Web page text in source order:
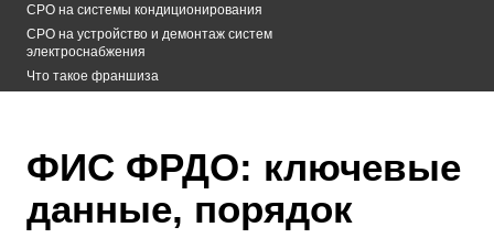
СРО на системы кондиционирования
СРО на устройство и демонтаж систем
электроснабжения
Что такое франшиза
ФИС ФРДО: ключевые
данные, порядок